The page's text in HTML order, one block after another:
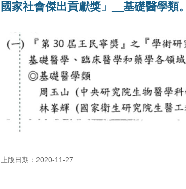
國家社會傑出貢獻獎」╴基礎醫學類。
上版日期：2020-11-27